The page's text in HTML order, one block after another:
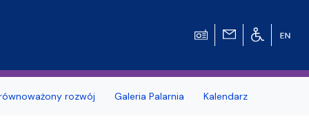
rozwój Galeria Palarnia Kalendarz